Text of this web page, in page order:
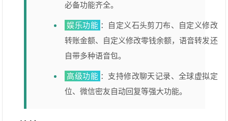
必备功能齐全。
娱乐功能 ：自定义石头剪刀布、自定义修改
转账金额、自定义修改零钱余额，语音转发还
自带多种语音包。
高级功能 ：支持修改聊天记录、全球虚拟定
位、微信密友自动回复等强大功能。